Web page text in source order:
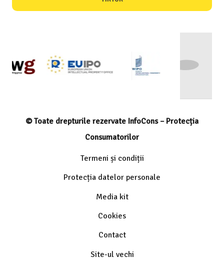
© Toate drepturile rezervate InfoCons – Protecția
Consumatorilor
Termeni și condiții
Protecția datelor personale
Media kit
Cookies
Contact
Site-ul vechi